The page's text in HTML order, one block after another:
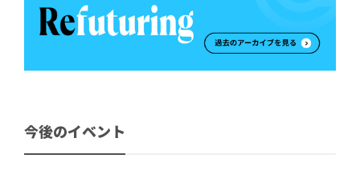
今後のイベント